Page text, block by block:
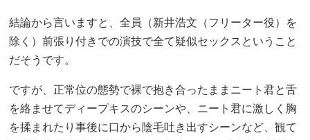
結論から言いますと、全員（新井浩文（フリーター役）を
除く）前張り付きでの演技で全て疑似セックスということ
だそうです。
ですが、正常位の態勢で裸で抱き合ったままニート君と舌
を絡ませてディープキスのシーンや、ニート君に激しく胸
を揉まれたり事後に口から陰毛吐き出すシーンなど、観て